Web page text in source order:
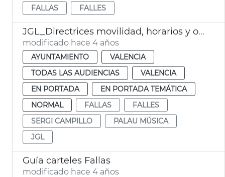
FALLAS
FALLES
JGL_Directrices movilidad, horarios y ocupación Fallas 2022
modificado hace 4 años
AYUNTAMIENTO
VALENCIA
TODAS LAS AUDIENCIAS
VALENCIA
EN PORTADA
EN PORTADA TEMÁTICA
NORMAL
FALLAS
FALLES
SERGI CAMPILLO
PALAU MÚSICA
JGL
Guía carteles Fallas
modificado hace 4 años